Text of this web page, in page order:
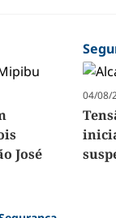
José
04/08/